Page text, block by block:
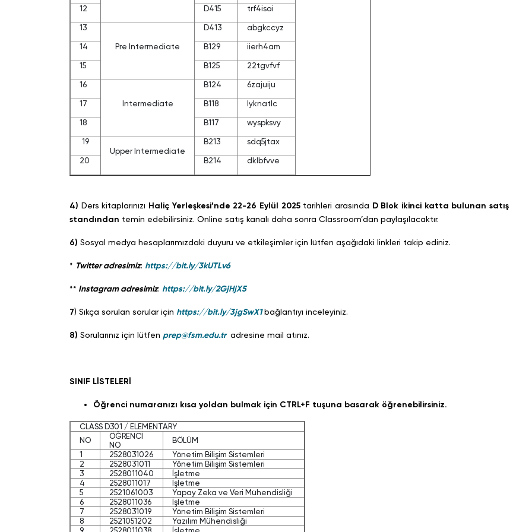
12 D415 trf4isoi
13
Pre Intermediate
D413 abgkccyz
14 B129 iierh4am
15 B125 22tgvfvf
16
Intermediate
B124 6zajuiju
17 B118 lyknatlc
18 B117 wyspksvy
19
Upper Intermediate
B213 sdq5jtax
20 B214 dklbfvve
4) Ders kitaplarınızı Haliç Yerleşkesi’nde 22-26 Eylül 2025tarihleri arasında D Blok ikinci katta bulunan satış
standından temin edebilirsiniz. Online satış kanalı daha sonra Classroom’dan paylaşılacaktır.
6) Sosyal medya hesaplarımızdaki duyuru ve etkileşimler için lütfen aşağıdaki linkleri takip ediniz.
* Twitter adresimiz: https://bit.ly/3kUTLv6
** Instagram adresimiz: https://bit.ly/2GjHjX5
7) Sıkça sorulan sorular için https://bit.ly/3jgSwX1bağlantıyı inceleyiniz.
8) Sorularınız için lütfen prep@fsm.edu.tr adresine mail atınız.
SINIF LİSTELERİ
Öğrenci numaranızı kısa yoldan bulmak için CTRL+F tuşuna basarak öğrenebilirsiniz.
CLASS D301 / ELEMENTARY
NO
ÖĞRENCİ
NO
BÖLÜM
1
2528031026
Yönetim Bilişim Sistemleri
2
2528031011
Yönetim Bilişim Sistemleri
3
2528011040
İşletme
4
2528011017
İşletme
5
2521061003
Yapay Zeka ve Veri Mühendisliği
6
2528011036
İşletme
7
2528031019
Yönetim Bilişim Sistemleri
8
2521051202
Yazılım Mühendisliği